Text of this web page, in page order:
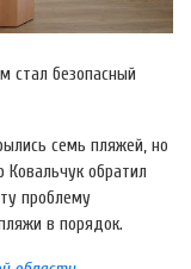
стал безопасный
семь пляжей, но
Ковальчук обратил
проблему
в порядок.